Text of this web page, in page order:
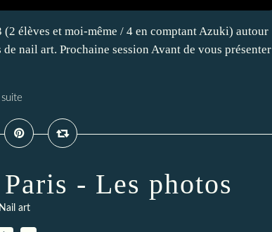
élèves et moi-même / 4 en comptant Azuki) autour
nail art. Prochaine session Avant de vous présenter
- Les photos
art